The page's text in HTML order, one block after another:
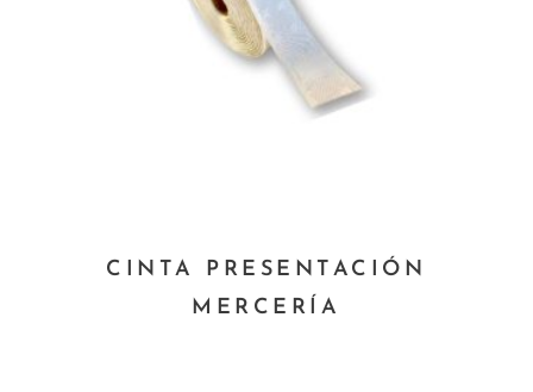
productoCINTA PRESENTACIÓN
MERCERÍA